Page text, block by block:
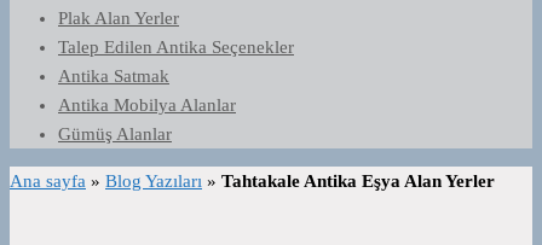
Plak Alan Yerler
Talep Edilen Antika Seçenekler
Antika Satmak
Antika Mobilya Alanlar
Gümüş Alanlar
Ana sayfa » Blog Yazıları » Tahtakale Antika Eşya Alan Yerler